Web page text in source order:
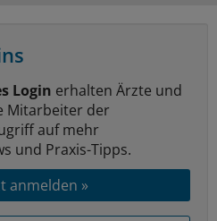
Login erhalten Ärzte und
Mitarbeiter der
auf mehr
und Praxis-Tipps.
anmelden »